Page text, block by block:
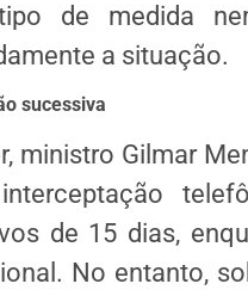
de medida
a situação.
sucessiva
ministro Gilmar
de 15 dias,
No entanto,